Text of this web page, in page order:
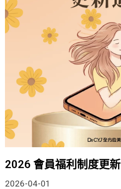
2026 會員福利制度更新
2026-04-01